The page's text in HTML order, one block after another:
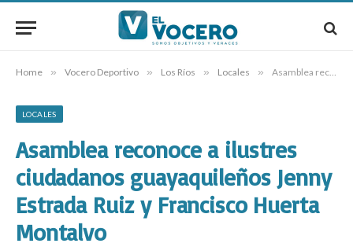
Home » Vocero Deportivo » Los Ríos » Locales » Asamblea reconoce a ilustres ciudadanos guayaquileños Jenny Estrada Ruiz y Francisco Huerta Montalvo
LOCALES
Asamblea reconoce a ilustres
ciudadanos guayaquileños Jenny
Estrada Ruiz y Francisco Huerta
Montalvo